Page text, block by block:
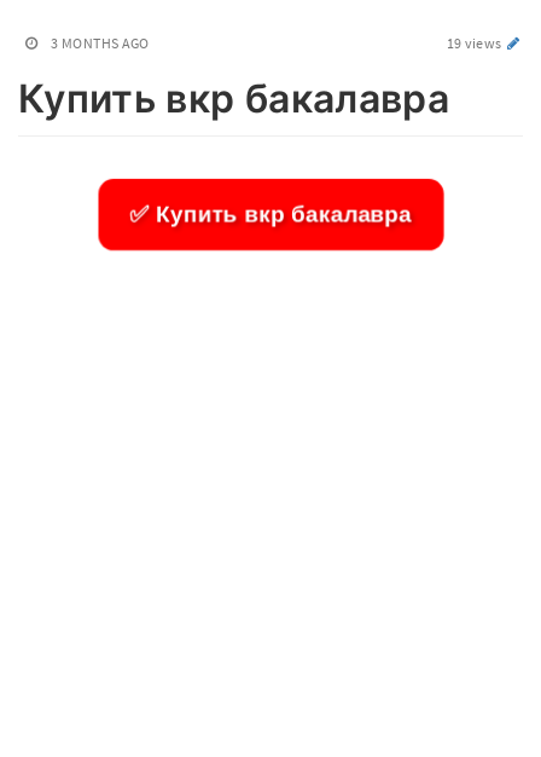
3 MONTHS AGO 19 views
Купить вкр бакалавра
✅ Купить вкр бакалавра